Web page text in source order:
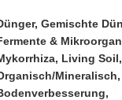
, Gemischte
&
, Living Soil,
Mineralisch,
,